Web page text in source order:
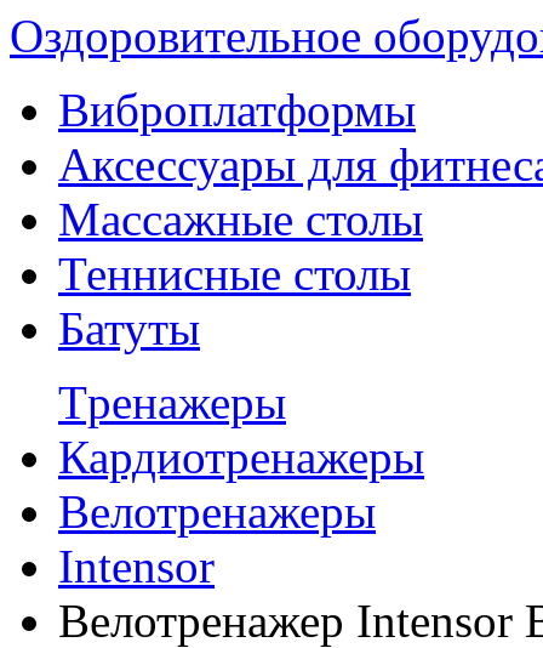
Оздоровительное
Виброплатформы
Аксессуары для
Массажные столы
Теннисные столы
Батуты
Tренажеры
Кардиотренажеры
Велотренажеры
Intensor
Велотренажер Intensor